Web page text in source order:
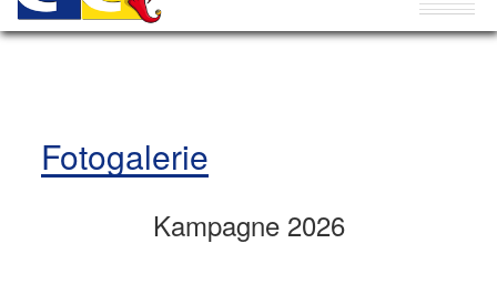
Fotogalerie
Kampagne 2026